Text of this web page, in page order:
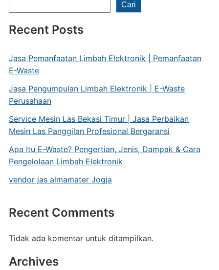
Cari
Recent Posts
Jasa Pemanfaatan Limbah Elektronik | Pemanfaatan
E-Waste
Jasa Pengumpulan Limbah Elektronik | E-Waste
Perusahaan
Service Mesin Las Bekasi Timur | Jasa Perbaikan
Mesin Las Panggilan Profesional Bergaransi
Apa Itu E-Waste? Pengertian, Jenis, Dampak & Cara
Pengelolaan Limbah Elektronik
vendor jas almamater Jogja
Recent Comments
Tidak ada komentar untuk ditampilkan.
Archives